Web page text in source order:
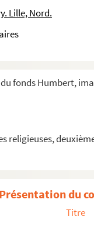
Lille, Nord.
fonds Humbert,
religieuses,
Présentation du
Titre